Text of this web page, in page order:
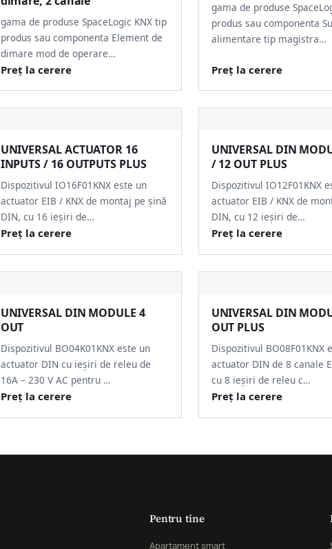
gama de produse SpaceLogic KNX tip
produs sau componenta Element de
dimare mod de operare…
Preț la cerere
gama de produse
produs sau componenta
alimentare tip magistra…
Preț la cerere
UNIVERSAL ACTUATOR 16
INPUTS / 16 OUTPUTS PLUS
Dispozitivul IO16F01KNX este un
actuator EIB / KNX de montaj pe șină
DIN, cu 16 ieșiri de…
Preț la cerere
UNIVERSAL DIN
/ 12 OUT PLUS
Dispozitivul IO12F01KNX
actuator EIB / KNX de
DIN, cu 12 ieșiri de…
Preț la cerere
UNIVERSAL DIN MODULE 4
OUT
Dispozitivul BO04K01KNX este un
actuator DIN cu ieșiri de releu de
16A – 230 V AC pentru …
Preț la cerere
UNIVERSAL DIN
OUT PLUS
Dispozitivul BO08F01KNX
actuator DIN de 8 canale
cu 8 ieșiri de releu c…
Preț la cerere
Pentru tine
Apartament smart